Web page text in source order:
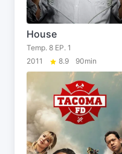
House
Temp. 8 EP. 1
2011
8.9 90min